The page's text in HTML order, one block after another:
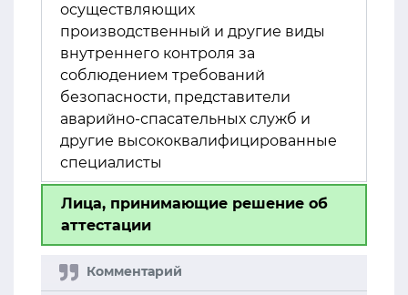
осуществляющих
производственный и другие виды
внутреннего контроля за
соблюдением требований
безопасности, представители
аварийно-спасательных служб и
другие высококвалифицированные
специалисты
Лица, принимающие решение об
аттестации